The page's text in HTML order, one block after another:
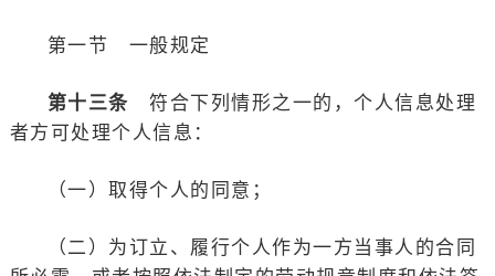
第一节 一般规定
第十三条 符合下列情形之一的，个人信息处理
者方可处理个人信息：
（一）取得个人的同意；
（二）为订立、履行个人作为一方当事人的合同